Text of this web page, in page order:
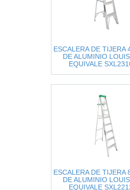
ESCALERA DE TIJERA
DE ALUMINIO
EQUIVALE
ESCALERA DE TIJERA
DE ALUMINIO
EQUIVALE